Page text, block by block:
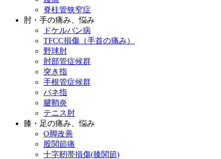
脊柱管狭窄症
肘・手の痛み、悩み
ドケルバン病
TFCC損傷（手首の痛み）
野球肘
肘部管症候群
突き指
手根管症候群
バネ指
腱鞘炎
テニス肘
膝・足の痛み、悩み
O脚改善
股関節痛
十字靭帯損傷(膝関節)